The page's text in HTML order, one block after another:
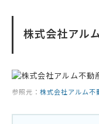
株式会社アル
参照元： 株式会社アルム不